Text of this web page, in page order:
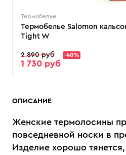
Термобелье
Термобелье Salomon
Tight W
2 890 руб -40%
1 730 руб
ОПИСАНИЕ
Женские термолосины
повседневной носки в
Изделие хорошо